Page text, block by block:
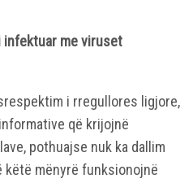
infektuar me viruset
i rregullores ligjore,
që krijojnë
pothuajse nuk ka dallim
mënyrë funksionojnë